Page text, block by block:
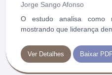
Jorge Sango Afonso
O estudo analisa como
mostrando que liderança
Ver Detalhes Baixar